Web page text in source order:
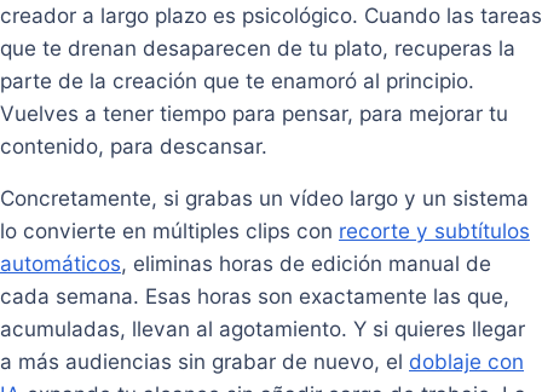
creador a largo plazo es psicológico. Cuando las tareas
que te drenan desaparecen de tu plato, recuperas la
parte de la creación que te enamoró al principio.
Vuelves a tener tiempo para pensar, para mejorar tu
contenido, para descansar.
Concretamente, si grabas un vídeo largo y un sistema
lo convierte en múltiples clips con recorte y subtítulos
automáticos, eliminas horas de edición manual de
cada semana. Esas horas son exactamente las que,
acumuladas, llevan al agotamiento. Y si quieres llegar
a más audiencias sin grabar de nuevo, el doblaje con